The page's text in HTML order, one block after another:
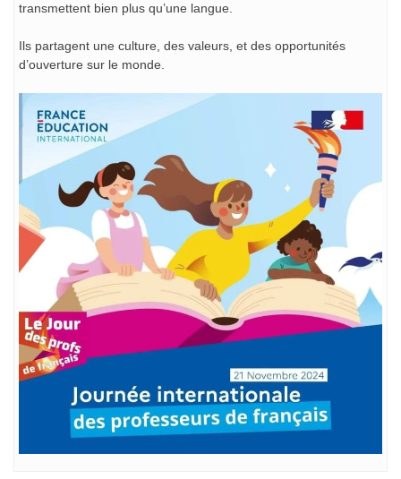
transmettent bien plus qu’une langue.
Ils partagent une culture, des valeurs, et des opportunités
d’ouverture sur le monde.